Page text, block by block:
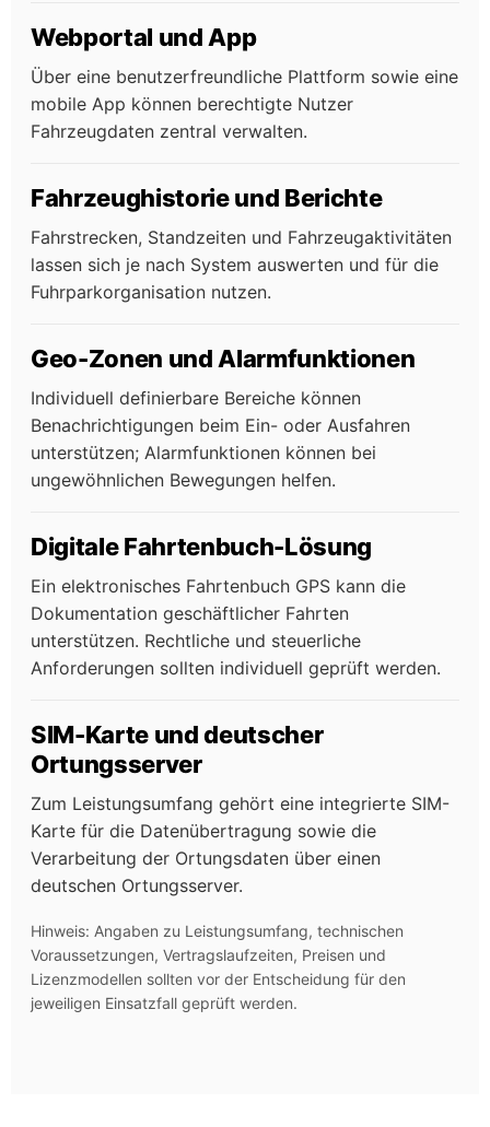
Webportal und App
Über eine benutzerfreundliche Plattform sowie eine
mobile App können berechtigte Nutzer
Fahrzeugdaten zentral verwalten.
Fahrzeughistorie und Berichte
Fahrstrecken, Standzeiten und Fahrzeugaktivitäten
lassen sich je nach System auswerten und für die
Fuhrparkorganisation nutzen.
Geo-Zonen und Alarmfunktionen
Individuell definierbare Bereiche können
Benachrichtigungen beim Ein- oder Ausfahren
unterstützen; Alarmfunktionen können bei
ungewöhnlichen Bewegungen helfen.
Digitale Fahrtenbuch-Lösung
Ein elektronisches Fahrtenbuch GPS kann die
Dokumentation geschäftlicher Fahrten
unterstützen. Rechtliche und steuerliche
Anforderungen sollten individuell geprüft werden.
SIM-Karte und deutscher
Ortungsserver
Zum Leistungsumfang gehört eine integrierte SIM-
Karte für die Datenübertragung sowie die
Verarbeitung der Ortungsdaten über einen
deutschen Ortungsserver.
Hinweis: Angaben zu Leistungsumfang, technischen
Voraussetzungen, Vertragslaufzeiten, Preisen und
Lizenzmodellen sollten vor der Entscheidung für den
jeweiligen Einsatzfall geprüft werden.